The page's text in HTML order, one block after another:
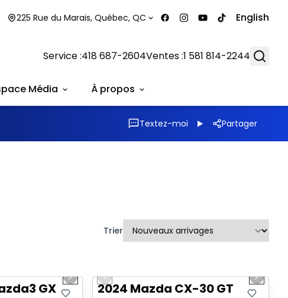
225 Rue du Marais, Québec, QC English
Service :418 687-2604Ventes :1 581 814-2244
Média À propos
Textez-moi Partager
Trier
Next slide
GX Vidéo disponible
Previous slide Next
2024 Mazda CX-30 GT